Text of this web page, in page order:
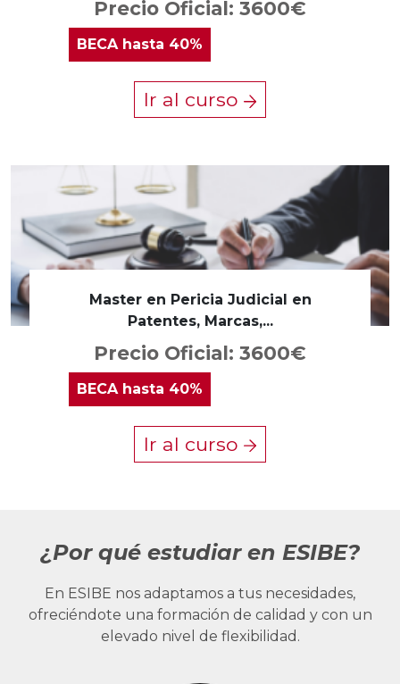
Precio Oficial: 3600€
BECAhasta 40%
Ir al curso
Master en Pericia Judicial en
Patentes, Marcas,...
Precio Oficial: 3600€
BECA hasta 40%
Ir al curso
¿Por qué estudiar en ESIBE?
En ESIBE nos adaptamos a tus necesidades,
ofreciéndote una formación de calidad y con un
elevado nivel de flexibilidad.